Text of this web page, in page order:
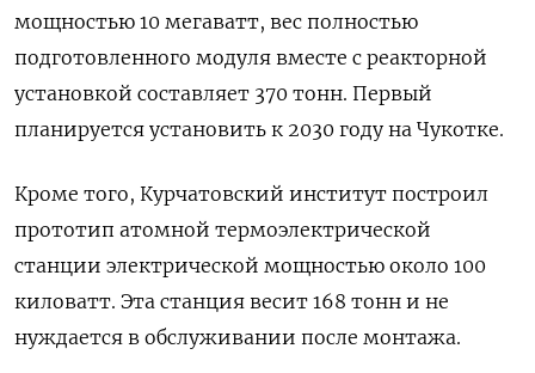
мощностью 10 мегаватт, вес полностью
подготовленного модуля вместе с реакторной
установкой составляет 370 тонн. Первый
планируется установить к 2030 году на Чукотке.
Кроме того, Курчатовский институт построил
прототип атомной термоэлектрической
станции электрической мощностью около 100
киловатт. Эта станция весит 168 тонн и не
нуждается в обслуживании после монтажа.